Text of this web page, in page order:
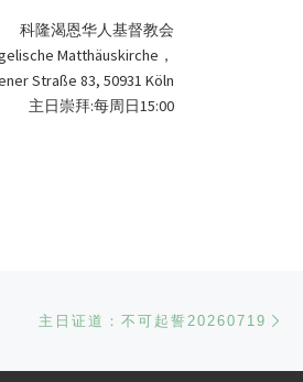
科隆渴恩华人基督教会
Matthäuskirche，
Straße 83, 50931 Köln
主日崇拜:每周日15:00
主日证道：不可起誓20260719